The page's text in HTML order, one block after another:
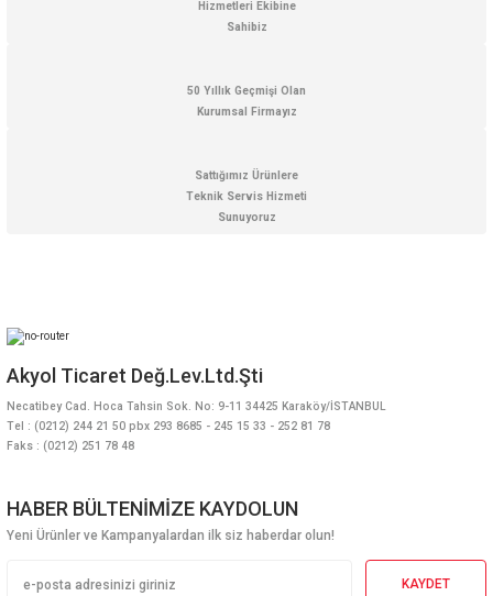
Hizmetleri Ekibine
Sahibiz
50 Yıllık Geçmişi Olan
Kurumsal Firmayız
Sattığımız Ürünlere
Teknik Servis Hizmeti
Sunuyoruz
Akyol Ticaret Değ.Lev.Ltd.Şti
Necatibey Cad. Hoca Tahsin Sok. No: 9-11 34425 Karaköy/İSTANBUL
Tel : (0212) 244 21 50 pbx 293 8685 - 245 15 33 - 252 81 78
Faks : (0212) 251 78 48
HABER BÜLTENİMİZE KAYDOLUN
Yeni Ürünler ve Kampanyalardan ilk siz haberdar olun!
KAYDET